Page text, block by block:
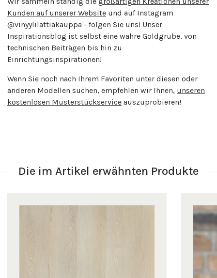
Kunden auf unserer Website und auf Instagram
@vinyylilattiakauppa - folgen Sie uns! Unser
Inspirationsblog ist selbst eine wahre Goldgrube, von
technischen Beiträgen bis hin zu
Einrichtungsinspirationen!
Wenn Sie noch nach Ihrem Favoriten unter diesen oder
anderen Modellen suchen, empfehlen wir Ihnen, unseren
kostenlosen Musterstückservice auszuprobieren!
Die im Artikel erwähnten Produkte